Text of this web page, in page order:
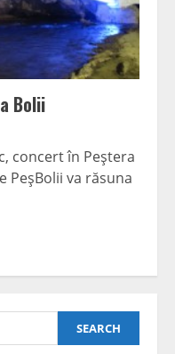
Bolii
concert în Peştera
PeşBolii va răsuna